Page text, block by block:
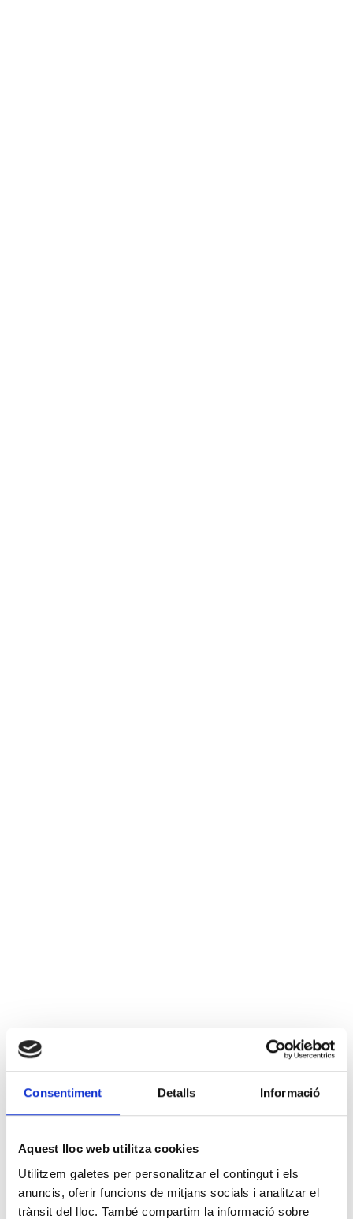
Consentiment Detalls Informació
Aquest lloc web utilitza cookies
Utilitzem galetes per personalitzar el contingut i els
anuncis, oferir funcions de mitjans socials i analitzar el
trànsit del lloc. També compartim la informació sobre